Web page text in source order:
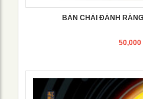
BÀN CHẢI ĐÁNH
50,000